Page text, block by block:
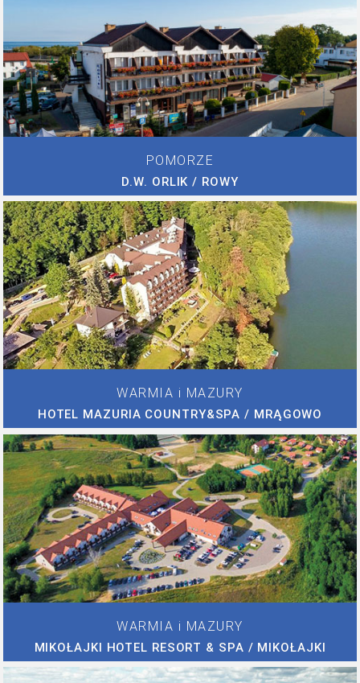
POMORZE
D.W. ORLIK / ROWY
WARMIA i MAZURY
HOTEL MAZURIA COUNTRY&SPA / MRĄGOWO
WARMIA i MAZURY
MIKOŁAJKI HOTEL RESORT & SPA / MIKOŁAJKI